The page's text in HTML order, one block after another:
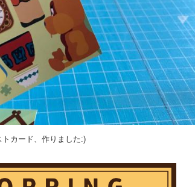
トカード、作りました:)